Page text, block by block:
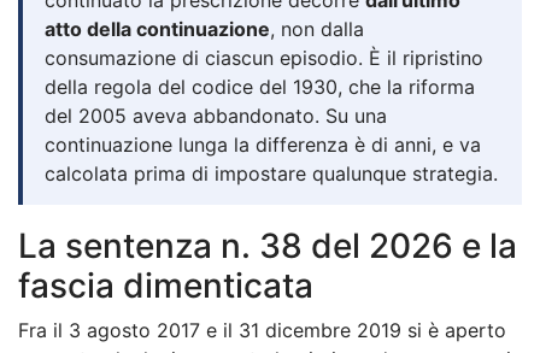
atto della continuazione, non dalla
consumazione di ciascun episodio. È il ripristino
della regola del codice del 1930, che la riforma
del 2005 aveva abbandonato. Su una
continuazione lunga la differenza è di anni, e va
calcolata prima di impostare qualunque strategia.
La sentenza n. 38 del 2026 e la
fascia dimenticata
Fra il 3 agosto 2017 e il 31 dicembre 2019 si è aperto